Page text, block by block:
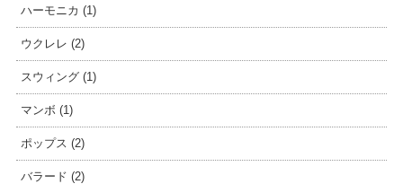
ハーモニカ (1)
ウクレレ (2)
スウィング (1)
マンボ (1)
ポップス (2)
バラード (2)